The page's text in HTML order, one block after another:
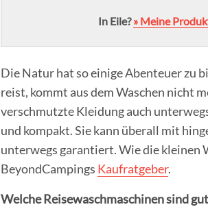
In Eile?» Meine
Die Natur hat so einige Abenteuer zu
reist, kommt aus dem Waschen nicht
verschmutzte Kleidung auch
und kompakt. Sie kann überall mit
unterwegs garantiert. Wie die kleinen
BeyondCampings Kaufratgeber.
Welche Reisewaschmaschinen sind